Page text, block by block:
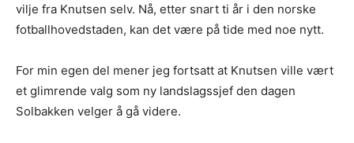
vilje fra Knutsen selv. Nå, etter snart ti år i den norske
fotballhovedstaden, kan det være på tide med noe nytt.
For min egen del mener jeg fortsatt at Knutsen ville vært
et glimrende valg som ny landslagssjef den dagen
Solbakken velger å gå videre.